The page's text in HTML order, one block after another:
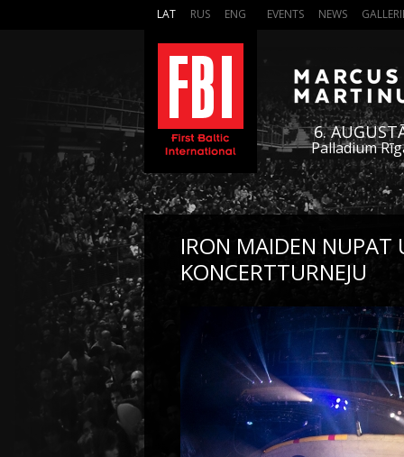
LAT RUS ENG EVENTS NEWS
6.
Palladium
IRON MAIDEN NUPAT
KONCERTTURNEJU